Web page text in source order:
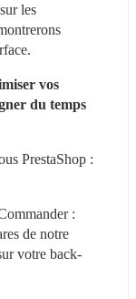
les
vos
PrestaShop :
:
de notre
votre back-